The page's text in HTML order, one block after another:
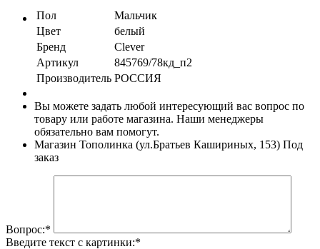
Пол
Мальчик
Цвет
белый
Бренд
Clever
Артикул
845769/78кд_п2
Производитель РОССИЯ
Вы можете задать любой интересующий вас вопрос по
товару или работе магазина. Наши менеджеры
обязательно вам помогут.
Магазин Тополинка (ул.Братьев Кашириных, 153) Под
заказ
Вопрос:*
Введите текст с картинки:*